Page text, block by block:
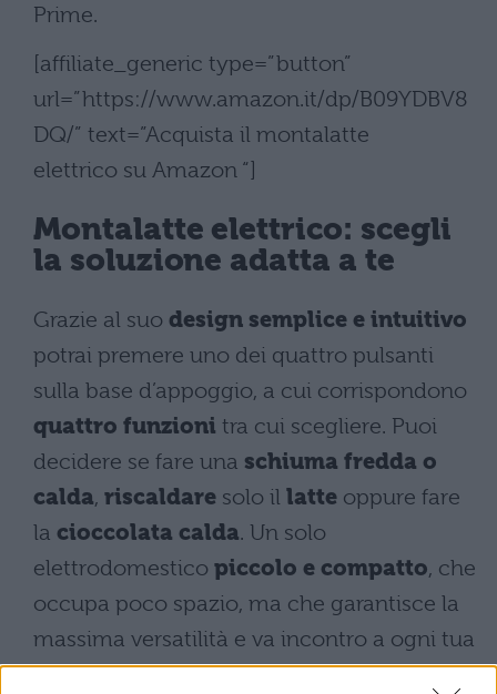
Prime.
[affiliate_generic type=”button”
url=”https://www.amazon.it/dp/B09YDBV8
DQ/” text=”Acquista il montalatte
elettrico su Amazon “]
Montalatte elettrico: scegli
la soluzione adatta a te
Grazie al suo design semplice e intuitivo
potrai premere uno dei quattro pulsanti
sulla base d’appoggio, a cui corrispondono
quattro funzioni tra cui scegliere. Puoi
decidere se fare una schiuma fredda o
calda, riscaldare solo il latte oppure fare
la cioccolata calda. Un solo
elettrodomestico piccolo e compatto, che
occupa poco spazio, ma che garantisce la
massima versatilità e va incontro a ogni tua
esigenza.